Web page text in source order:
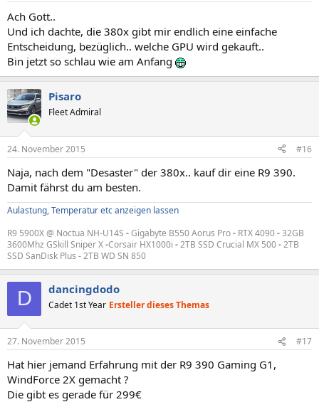
Ach Gott..
Und ich dachte, die 380x gibt mir endlich eine einfache
Entscheidung, bezüglich.. welche GPU wird gekauft..
Bin jetzt so schlau wie am Anfang
Pisaro
Fleet Admiral
24. November 2015 #16
Naja, nach dem "Desaster" der 380x.. kauf dir eine R9 390.
Damit fährst du am besten.
Aulastung, Temperatur etc anzeigen lassen
R9 5900X @ Noctua NH-U14S -Gigabyte B550 Aorus Pro- RTX 4090-32GB
3600Mhz GSkill Sniper X-Corsair HX1000i -2TB SSD Crucial MX 500-2TB
SSD SanDisk Plus - 2TB WD SN 850
D dancingdodo
Cadet 1st Year Ersteller dieses Themas
27. November 2015 #17
Hat hier jemand Erfahrung mit der R9 390 Gaming G1,
WindForce 2X gemacht ?
Die gibt es gerade für 299€